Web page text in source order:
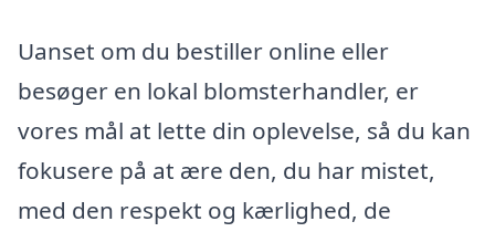
Uanset om du bestiller online eller
besøger en lokal blomsterhandler, er
vores mål at lette din oplevelse, så du kan
fokusere på at ære den, du har mistet,
med den respekt og kærlighed, de